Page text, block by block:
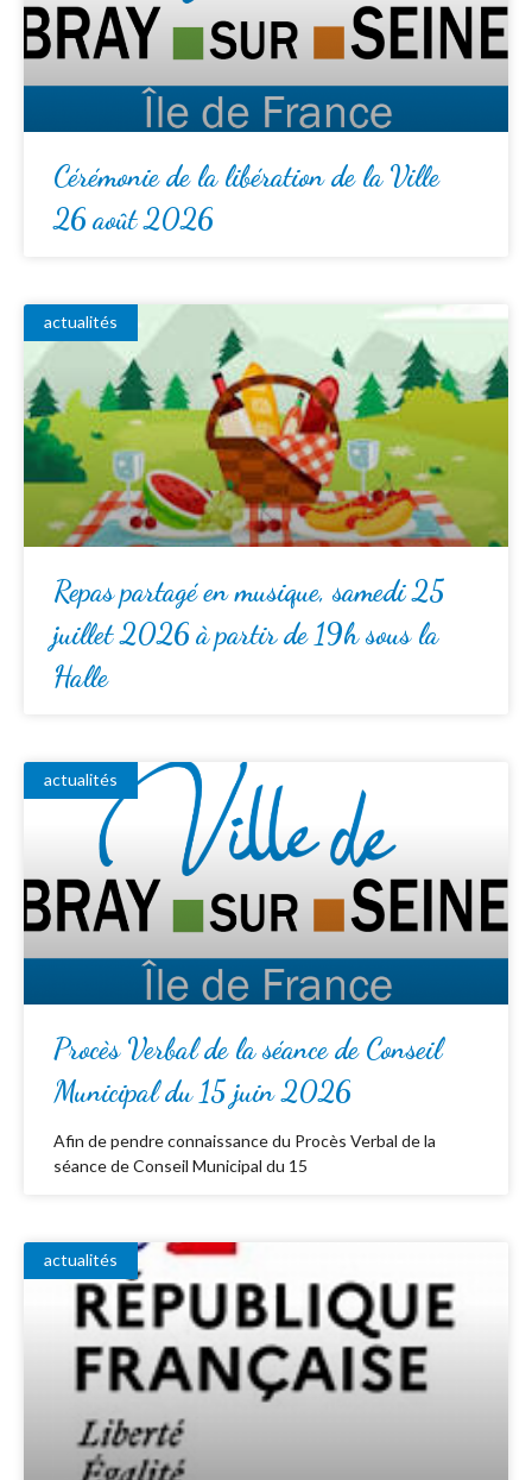
Cérémonie de la libération de la Ville
26 août 2026
actualités
Repas partagé en musique, samedi 25
juillet 2026 à partir de 19h sous la
Halle
actualités
Procès Verbal de la séance de Conseil
Municipal du 15 juin 2026
Afin de pendre connaissance du Procès Verbal de la
séance de Conseil Municipal du 15
actualités